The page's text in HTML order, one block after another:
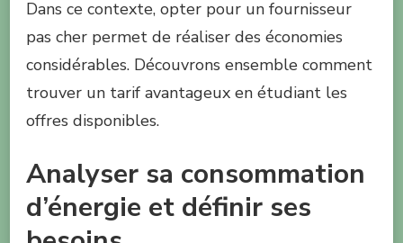
Dans ce contexte, opter pour un fournisseur
pas cher permet de réaliser des économies
considérables. Découvrons ensemble comment
trouver un tarif avantageux en étudiant les
offres disponibles.
Analyser sa consommation
d’énergie et définir ses